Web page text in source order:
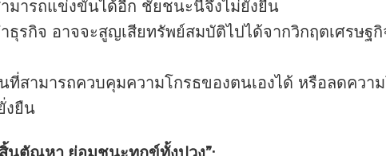
มารถแข่งขันได้อีก ชัยชนะนี้จึงไม่ยั่งยืน
ธุรกิจ อาจจะสูญเสียทรัพย์สมบัติไปได้จากวิกฤตเศรษ
สามารถควบคุมความโกรธของตนเองได้ หรือลดควา
งยืน